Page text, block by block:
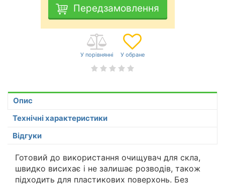
Передзамовлення
Опис
Технічні характеристики
Відгуки
Готовий до використання очищувач для скла,
швидко висихає і не залишає розводів, також
підходить для пластикових поверхонь. Без